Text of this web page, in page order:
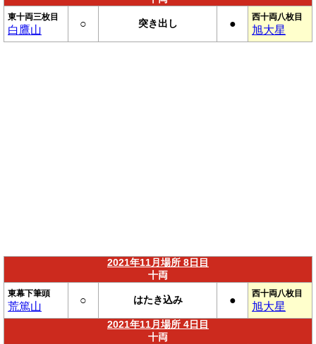
東十両三枚目
白鷹山
○ 突き出し ●
西十両八枚目
旭大星
2021年11月場所 8日目
十両
東幕下筆頭
荒篤山
○ はたき込み ●
西十両八枚目
旭大星
2021年11月場所 4日目
十両